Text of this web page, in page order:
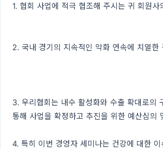
1. 협회 사업에 적극 협조해 주시는 귀 회원
2. 국내 경기의 지속적인 악화 연속에 치열
3. 우리협회는 내수 활성화와 수출 확대로의
통해 사업을 확정하고 추진을 위한 예산심의
4. 특히 이번 경영자 세미나는 건강에 대한